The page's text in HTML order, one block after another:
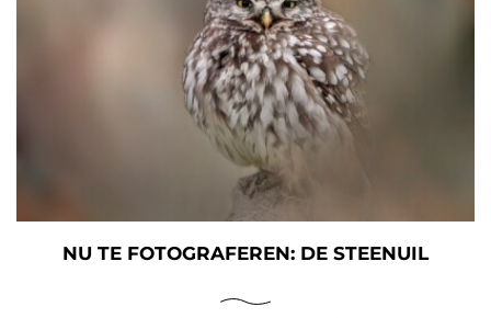
NU TE FOTOGRAFEREN: DE STEENUIL